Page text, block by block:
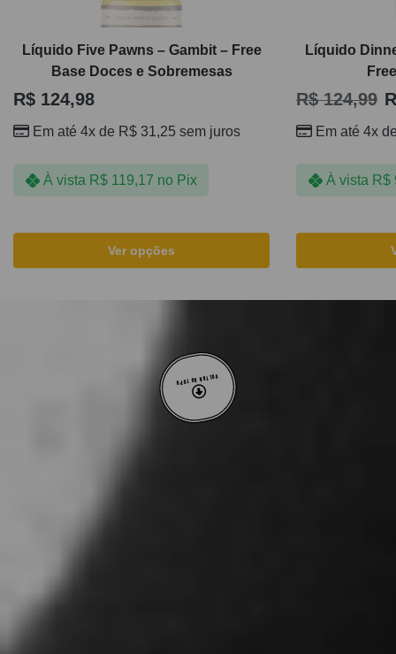
Líquido Five Pawns – Gambit – Free
Base Doces e Sobremesas
R$ 124,98
Em até 4x de R$ 31,25 sem juros
À vista R$119,17 no Pix
Ver opções
Líquido
R$124,99
Em até 4x
À vista R$
VOLTAR AO TOPO